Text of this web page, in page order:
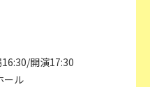
開演17:30
ール